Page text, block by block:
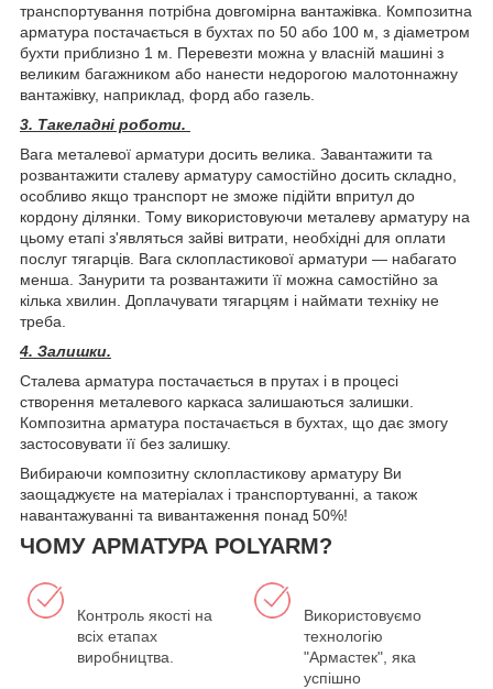
транспортування потрібна довгомірна вантажівка. Композитна
арматура постачається в бухтах по 50 або 100 м, з діаметром
бухти приблизно 1 м. Перевезти можна у власній машині з
великим багажником або нанести недорогою малотоннажну
вантажівку, наприклад, форд або газель.
3. Такеладні роботи.
Вага металевої арматури досить велика. Завантажити та
розвантажити сталеву арматуру самостійно досить складно,
особливо якщо транспорт не зможе підійти впритул до
кордону ділянки. Тому використовуючи металеву арматуру на
цьому етапі з'являться зайві витрати, необхідні для оплати
послуг тягарців. Вага склопластикової арматури — набагато
менша. Занурити та розвантажити її можна самостійно за
кілька хвилин. Доплачувати тягарцям і наймати техніку не
треба.
4. Залишки.
Сталева арматура постачається в прутах і в процесі
створення металевого каркаса залишаються залишки.
Композитна арматура постачається в бухтах, що дає змогу
застосовувати її без залишку.
Вибираючи композитну склопластикову арматуру Ви
заощаджуєте на матеріалах і транспортуванні, а також
навантажуванні та вивантаження понад 50%!
ЧОМУ АРМАТУРА POLYARM?
Контроль якості на
всіх етапах
виробництва.
Використовуємо
технологію
"Армастек", яка
успішно